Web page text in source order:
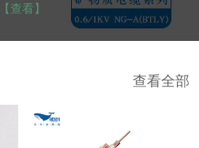
【查看】
查看全部